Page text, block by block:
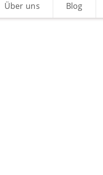
Über uns Blog